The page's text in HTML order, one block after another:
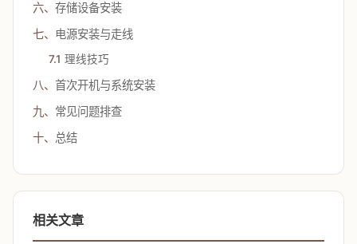
六、 存储设备安装
七、 电源安装与走线
7.1 理线技巧
八、 首次开机与系统安装
九、 常见问题排查
十、 总结
相关文章